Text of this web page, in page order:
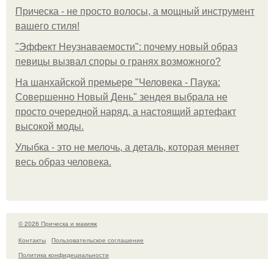
Прическа - не просто волосы, а мощный инструмент
вашего стиля!
"Эффект Неузнаваемости": почему новый образ
певицы вызвал споры о гранях возможного?
На шанхайской премьере "Человека - Паука:
Совершенно Новый День" зендея выбрала не
просто очередной наряд, а настоящий артефакт
высокой моды.
Улыбка - это не мелочь, а деталь, которая меняет
весь образ человека.
© 2026 Прическа и макияж
Контакты
Пользовательское соглашение
Политика конфидециальности